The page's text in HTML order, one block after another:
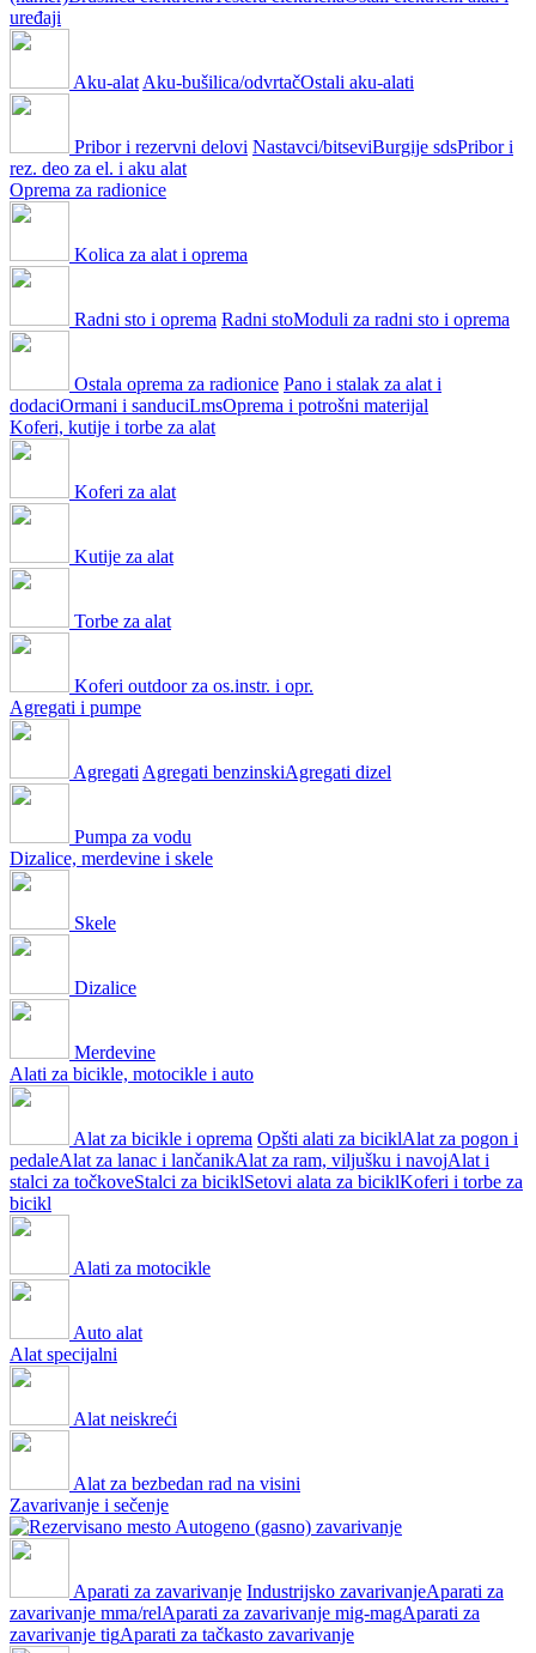
uređaji
Aku-alat Aku-bušilica/odvrtačOstali aku-alati
Pribor i rezervni delovi Nastavci/bitseviBurgije sdsPribor i
rez. deo za el. i aku alat
Oprema za radionice
Kolica za alat i oprema
Radni sto i oprema Radni stoModuli za radni sto i oprema
Ostala oprema za radionice Pano i stalak za alat i
dodaciOrmani i sanduciLmsOprema i potrošni materijal
Koferi, kutije i torbe za alat
Koferi za alat
Kutije za alat
Torbe za alat
Koferi outdoor za os.instr. i opr.
Agregati i pumpe
Agregati Agregati benzinskiAgregati dizel
Pumpa za vodu
Dizalice, merdevine i skele
Skele
Dizalice
Merdevine
Alati za bicikle, motocikle i auto
Alat za bicikle i oprema Opšti alati za biciklAlat za pogon i
pedaleAlat za lanac i lančanikAlat za ram, viljušku i navojAlat i
stalci za točkoveStalci za biciklSetovi alata za biciklKoferi i torbe za
bicikl
Alati za motocikle
Auto alat
Alat specijalni
Alat neiskreći
Alat za bezbedan rad na visini
Zavarivanje i sečenje
Autogeno (gasno) zavarivanje
Aparati za zavarivanje Industrijsko zavarivanjeAparati za
zavarivanje mma/relAparati za zavarivanje mig-magAparati za
zavarivanje tigAparati za tačkasto zavarivanje